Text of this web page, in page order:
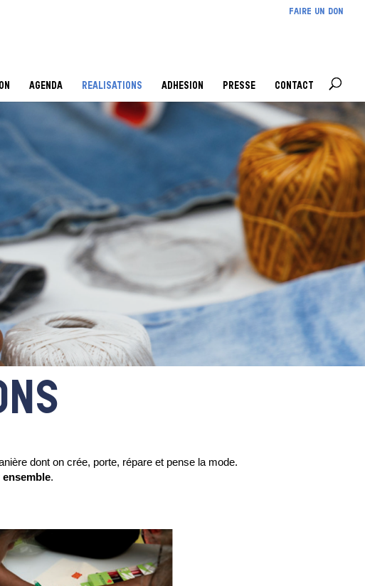
FAIRE UN DON
AGENDA REALISATIONS ADHESION PRESSE CONTACT
dont on crée, porte, répare et pense la mode.
.